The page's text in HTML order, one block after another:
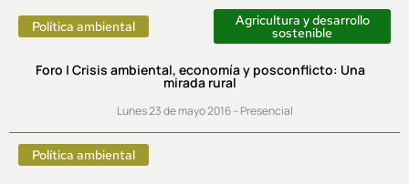
Política ambiental Agricultura y desarrollo
sostenible
Foro | Crisis ambiental, economía y posconflicto: Una
mirada rural
Lunes 23 de mayo 2016 – Presencial
Política ambiental